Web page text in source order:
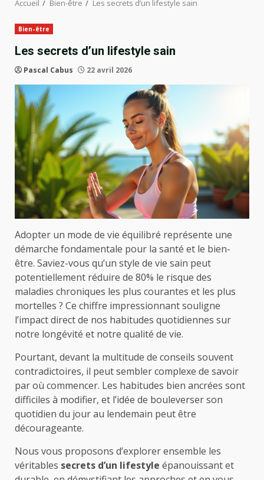
Accueil Bien-être Les secrets d’un lifestyle sain
Bien-être
Les secrets d’un lifestyle sain
Pascal Cabus 22 avril 2026
Adopter un mode de vie équilibré représente une
démarche fondamentale pour la santé et le bien-
être. Saviez-vous qu’un style de vie sain peut
potentiellement réduire de 80% le risque des
maladies chroniques les plus courantes et les plus
mortelles ? Ce chiffre impressionnant souligne
l’impact direct de nos habitudes quotidiennes sur
notre longévité et notre qualité de vie.
Pourtant, devant la multitude de conseils souvent
contradictoires, il peut sembler complexe de savoir
par où commencer. Les habitudes bien ancrées sont
difficiles à modifier, et l’idée de bouleverser son
quotidien du jour au lendemain peut être
décourageante.
Nous vous proposons d’explorer ensemble les
véritables secrets d’un lifestyle épanouissant et